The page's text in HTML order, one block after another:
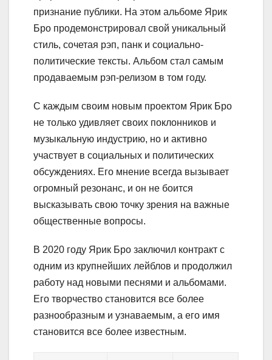
признание публики. На этом альбоме Ярик
Бро продемонстрировал свой уникальный
стиль, сочетая рэп, панк и социально-
политические тексты. Альбом стал самым
продаваемым рэп-релизом в том году.
С каждым своим новым проектом Ярик Бро
не только удивляет своих поклонников и
музыкальную индустрию, но и активно
участвует в социальных и политических
обсуждениях. Его мнение всегда вызывает
огромный резонанс, и он не боится
высказывать свою точку зрения на важные
общественные вопросы.
В 2020 году Ярик Бро заключил контракт с
одним из крупнейших лейблов и продолжил
работу над новыми песнями и альбомами.
Его творчество становится все более
разнообразным и узнаваемым, а его имя
становится все более известным.